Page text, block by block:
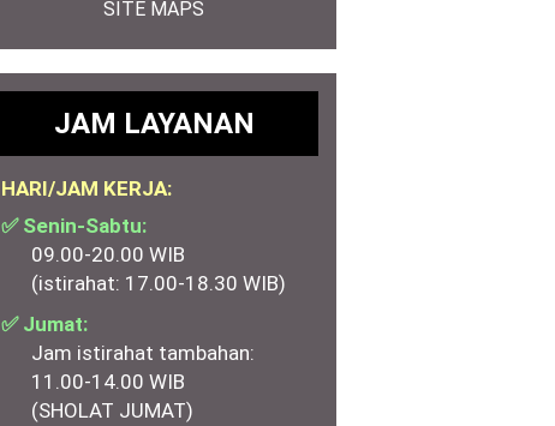
SITE MAPS
JAM LAYANAN
HARI/JAM KERJA:
✅ Senin-Sabtu:
09.00-20.00 WIB
(istirahat: 17.00-18.30 WIB)
✅ Jumat:
Jam istirahat tambahan:
11.00-14.00 WIB
(SHOLAT JUMAT)